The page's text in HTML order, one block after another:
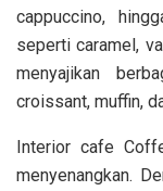
cappuccino,
seperti caramel,
menyajikan
croissant, muffin,
Interior cafe
menyenangkan.